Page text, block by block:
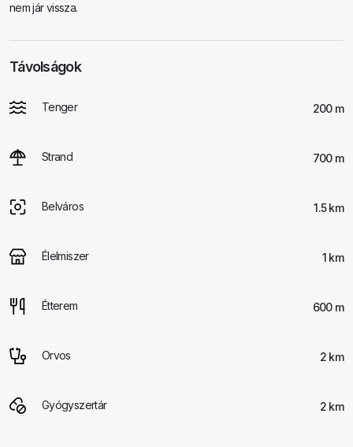
nem jár vissza.
Távolságok
Tenger 200 m
Strand 700 m
Belváros 1.5 km
Élelmiszer 1 km
Étterem 600 m
Orvos 2 km
Gyógyszertár 2 km